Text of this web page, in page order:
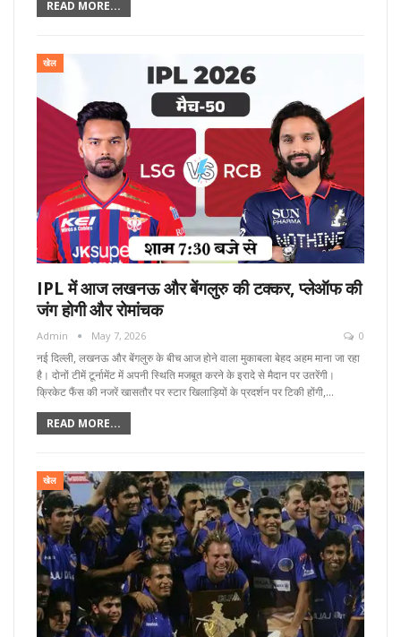
READ MORE...
खेल
IPL में आज लखनऊ और बेंगलुरु की टक्कर, प्लेऑफ की
जंग होगी और रोमांचक
Admin May 7, 2026 0
नई दिल्ली, लखनऊ और बेंगलुरु के बीच आज होने वाला मुकाबला बेहद अहम माना जा रहा
है। दोनों टीमें टूर्नामेंट में अपनी स्थिति मजबूत करने के इरादे से मैदान पर उतरेंगी।
क्रिकेट फैंस की नजरें खासतौर पर स्टार खिलाड़ियों के प्रदर्शन पर टिकी होंगी,…
READ MORE...
खेल